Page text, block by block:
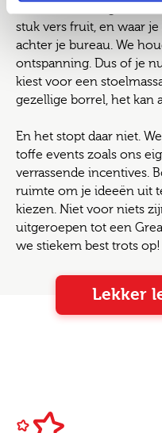
stuk vers fruit, en waar
achter je bureau. We
ontspanning. Dus of je
kiest voor een
gezellige borrel, het kan
En het stopt daar niet.
toffe events zoals ons
verrassende incentives.
ruimte om je ideeën uit
kiezen. Niet voor niets
uitgeroepen tot een
we stiekem best trots op!
Lekker